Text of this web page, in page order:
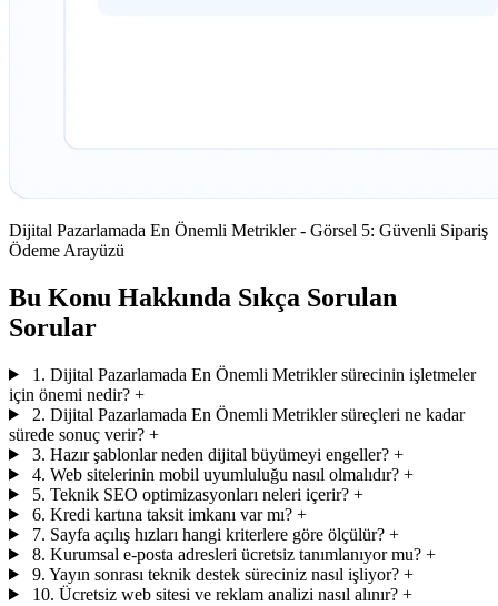
Dijital Pazarlamada En Önemli Metrikler - Görsel 5: Güvenli Sipariş
Ödeme Arayüzü
Bu Konu Hakkında Sıkça Sorulan
Sorular
1. Dijital Pazarlamada En Önemli Metrikler sürecinin işletmeler
için önemi nedir? +
2. Dijital Pazarlamada En Önemli Metrikler süreçleri ne kadar
sürede sonuç verir? +
3. Hazır şablonlar neden dijital büyümeyi engeller? +
4. Web sitelerinin mobil uyumluluğu nasıl olmalıdır? +
5. Teknik SEO optimizasyonları neleri içerir? +
6. Kredi kartına taksit imkanı var mı? +
7. Sayfa açılış hızları hangi kriterlere göre ölçülür? +
8. Kurumsal e-posta adresleri ücretsiz tanımlanıyor mu? +
9. Yayın sonrası teknik destek süreciniz nasıl işliyor? +
10. Ücretsiz web sitesi ve reklam analizi nasıl alınır? +